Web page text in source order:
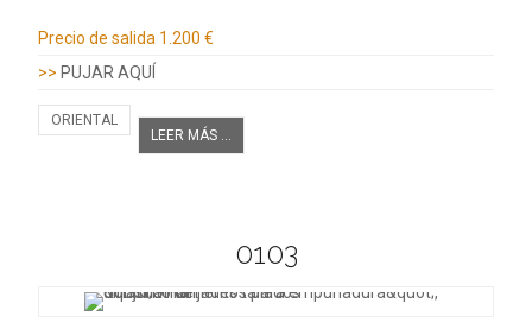
Precio de salida 1.200 €
>> PUJAR AQUÍ
ORIENTAL
LEER MÁS ...
0103